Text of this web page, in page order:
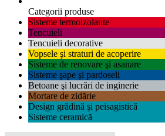
Categorii produse
Sisteme termoizolante
Tencuieli
Tencuieli decorative
Vopsele şi straturi de acoperire
Sisteme de renovare şi asanare
Sisteme şape şi pardoseli
Betoane şi lucrări de inginerie
Mortare de zidărie
Design grădină şi peisagistică
Sisteme ceramică